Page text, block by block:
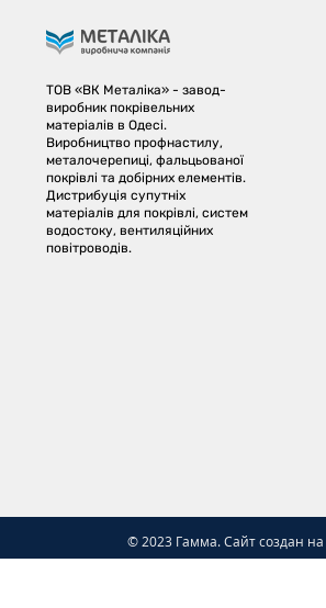
ТОВ «ВК Металіка» - завод-
виробник покрівельних
матеріалів в Одесі.
Виробництво профнастилу,
металочерепиці, фальцьованої
покрівлі та добірних елементів.
Дистрибуція супутніх
матеріалів для покрівлі, систем
водостоку, вентиляційних
повітроводів.
© 2023 Гамма. Сайт создан на